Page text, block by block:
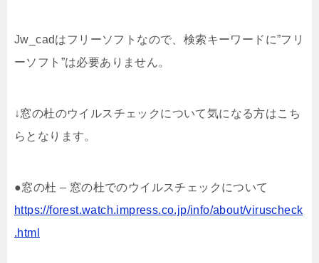
Jw_cadはフリーソフトなので、検索キーワードに”フリ
ーソフト”は必要ありません。
↓窓の杜のウイルスチェックについて気になる方はこち
らとなります。
●窓の杜 – 窓の杜でのウイルスチェックについて
https://forest.watch.impress.co.jp/info/about/viruscheck
.html